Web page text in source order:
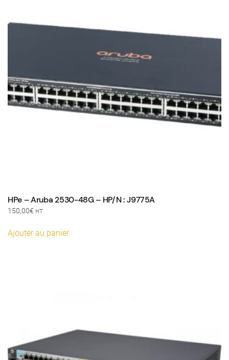
HPe – Aruba 2530-48G – HP/N : J9775A
150,00€ HT
Ajouter au panier